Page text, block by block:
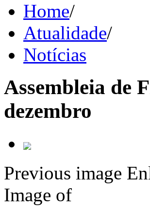
Home/
Atualidade/
Notícias
Assembleia de
dezembro
Previous image
Image of